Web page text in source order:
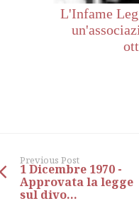
L'Infame
Previous Post
1 Dicembre 1970 -
Approvata la legge
sul divo...